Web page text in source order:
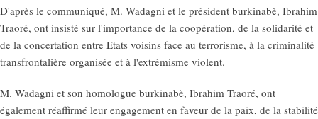
D'après le communiqué, M. Wadagni et le président burkinabè, Ibrahim
Traoré, ont insisté sur l'importance de la coopération, de la solidarité et
de la concertation entre Etats voisins face au terrorisme, à la criminalité
transfrontalière organisée et à l'extrémisme violent.
M. Wadagni et son homologue burkinabè, Ibrahim Traoré, ont
également réaffirmé leur engagement en faveur de la paix, de la stabilité